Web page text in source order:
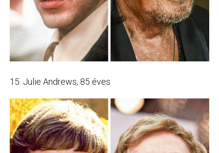
15. Julie Andrews, 85 éves